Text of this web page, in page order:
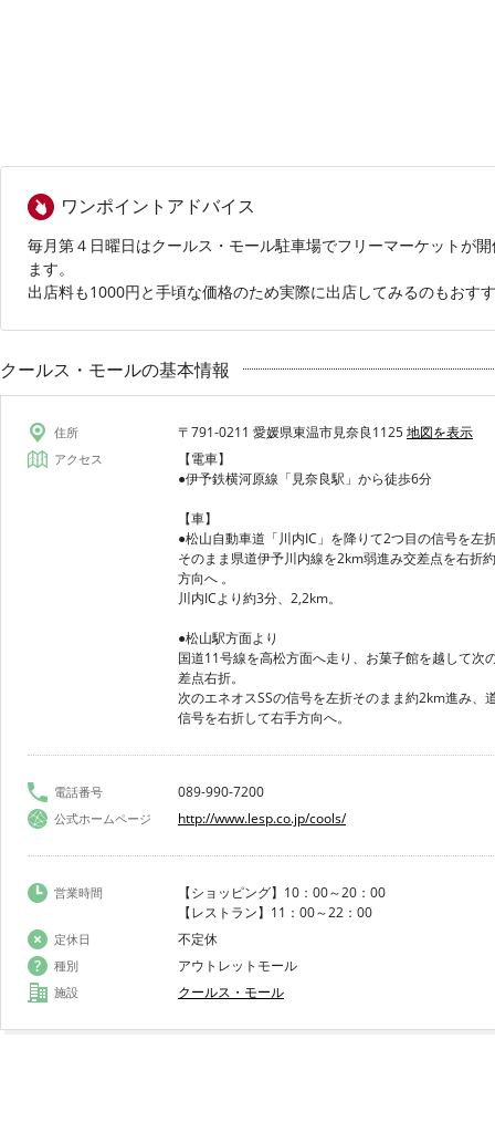
ワンポイントアドバイス
毎月第４日曜日はクールス・モール駐車場でフリーマーケットが
ます。
出店料も1000円と手頃な価格のため実際に出店してみるのもおす
クールス・モールの基本情報
住所 〒791-0211 愛媛県東温市見奈良1125地図を表示
アクセス
【電車】
●伊予鉄横河原線「見奈良駅」から徒歩6分
【車】
●松山自動車道「川内IC」を降りて2つ目の信号を左
そのまま県道伊予川内線を2km弱進み交差点を右折
方向へ 。
川内ICより約3分、2,2km。
●松山駅方面より
国道11号線を高松方面へ走り、お菓子館を越して次
差点右折。
次のエネオスSSの信号を左折そのまま約2km進み、
信号を右折して右手方向へ。
電話番号 089-990-7200
公式ホームページ http://www.lesp.co.jp/cools/
営業時間
【ショッピング】10：00～20：00
【レストラン】11：00～22：00
定休日 不定休
種別 アウトレットモール
施設 クールス・モール